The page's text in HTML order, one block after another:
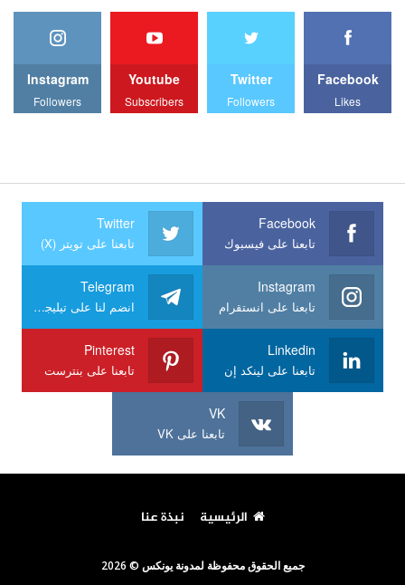
Facebook
Likes
Twitter
Followers
Youtube
Subscribers
Instagram
Followers
Facebook
تابعنا على فيسبوك
Twitter
تابعنا على تويتر (X)
Instagram
تابعنا على انستقرام
Telegram
انضم لنا على تيليجرام
Linkedin
تابعنا على لينكد إن
Pinterest
تابعنا على بنترست
VK
تابعنا على VK
الرئيسية نبذة عنا
جميع الحقوق محفوظة لمدونة يونكس © 2026